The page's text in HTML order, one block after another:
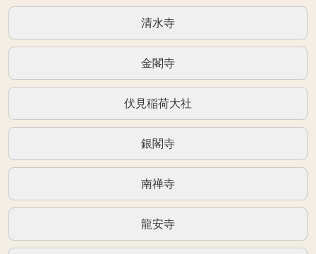
清水寺
金閣寺
伏見稲荷大社
銀閣寺
南禅寺
龍安寺